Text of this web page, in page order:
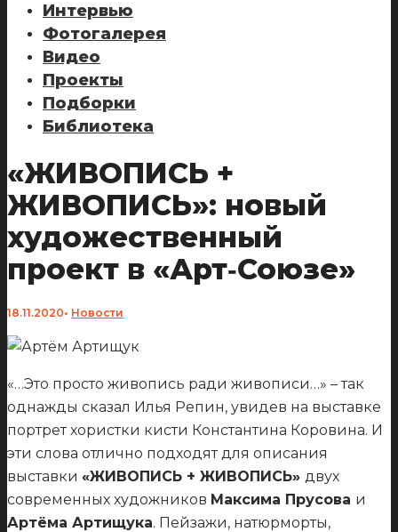
Интервью
Фотогалерея
Видео
Проекты
Подборки
Библиотека
«ЖИВОПИСЬ +
ЖИВОПИСЬ»: новый
художественный
проект в «Арт‑Союзе»
18.11.2020• Новости
«…Это просто живопись ради живописи…» – так
однажды сказал Илья Репин, увидев на выставке
портрет хористки кисти Константина Коровина. И
эти слова отлично подходят для описания
выставки «ЖИВОПИСЬ + ЖИВОПИСЬ» двух
современных художников Максима Прусова и
Артёма Артищука. Пейзажи, натюрморты,